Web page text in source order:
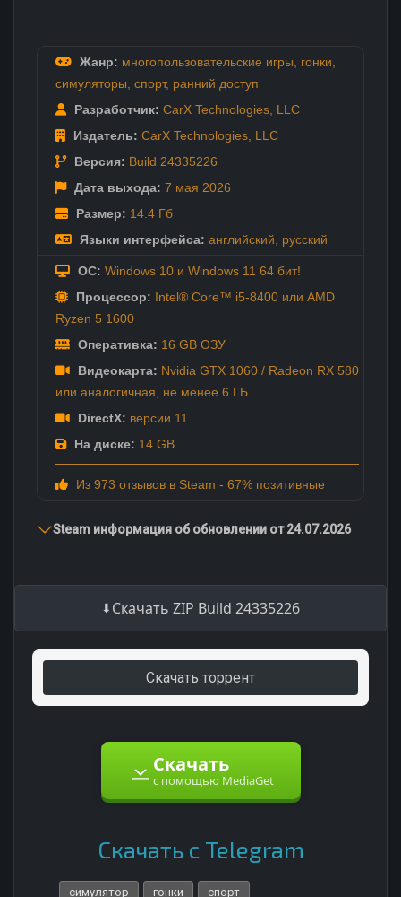
Жанр: многопользовательские игры гонки
симуляторы спорт, ранний доступ
Разработчик: CarX Technologies LLC
Издатель: CarX Technologies LLC
Версия: Build 24335226
Дата выхода: 7 мая 2026
Размер: 14.4 Гб
Языки интерфейса: английский русский
ОС: Windows 10 и Windows 11 64 бит!
Процессор: Intel® Core™ i5-8400 или AMD
Ryzen 5 1600
Оперативка: 16 GB ОЗУ
Видеокарта: Nvidia GTX 1060 / Radeon RX 580
или аналогичная, не менее 6 ГБ
DirectX: версии 11
На диске: 14 GB
Из 973 отзывов в Steam - 67% позитивные
Steam информация об обновлении от 24.07.2026
Скачать ZIP Build 24335226
Скачать торрент
Скачать
с помощью MediaGet
Скачать с Telegram
симулятор гонки спорт